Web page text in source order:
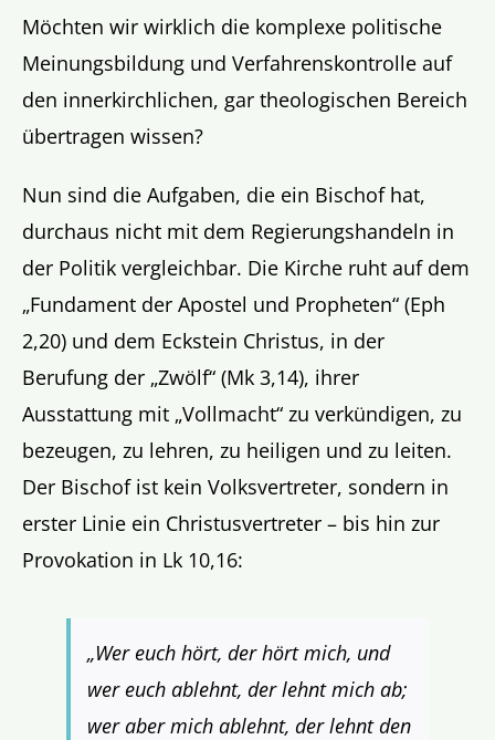
Möchten wir wirklich die komplexe politische
Meinungsbildung und Verfahrenskontrolle auf
den innerkirchlichen, gar theologischen Bereich
übertragen wissen?
Nun sind die Aufgaben, die ein Bischof hat,
durchaus nicht mit dem Regierungshandeln in
der Politik vergleichbar. Die Kirche ruht auf dem
„Fundament der Apostel und Propheten“ (Eph
2,20) und dem Eckstein Christus, in der
Berufung der „Zwölf“ (Mk 3,14), ihrer
Ausstattung mit „Vollmacht“ zu verkündigen, zu
bezeugen, zu lehren, zu heiligen und zu leiten.
Der Bischof ist kein Volksvertreter, sondern in
erster Linie ein Christusvertreter – bis hin zur
Provokation in Lk 10,16:
„Wer euch hört, der hört mich, und
wer euch ablehnt, der lehnt mich ab;
wer aber mich ablehnt, der lehnt den